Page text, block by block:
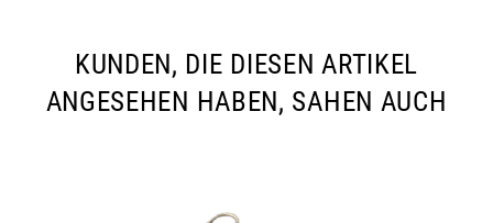
KUNDEN, DIE DIESEN ARTIKEL
ANGESEHEN HABEN, SAHEN AUCH